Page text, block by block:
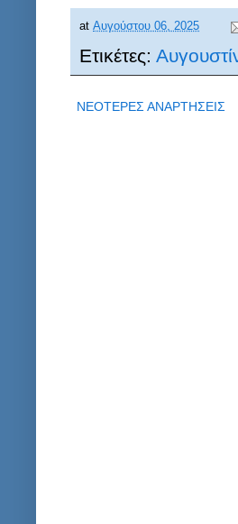
at Αυγούστου 06, 2025
Ετικέτες:
ΝΕΟΤΕΡΕΣ ΑΝΑΡΤΗΣΕΙΣ